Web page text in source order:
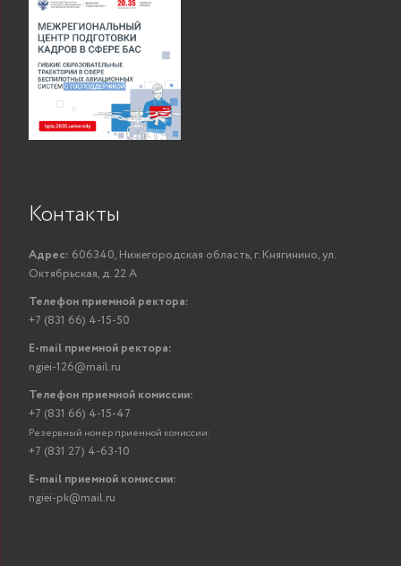
Контакты
Адрес: 606340, Нижегородская область, г. Княгинино, ул.
Октябрьская, д. 22 А
Телефон приемной ректора:
+7 (831 66) 4-15-50
E-mail приемной ректора:
ngiei-126@mail.ru
Телефон приемной комиссии:
+7 (831 66) 4-15-47
Резервный номер приемной комиссии:
+7 (831 27) 4-63-10
E-mail приемной комиссии:
ngiei-pk@mail.ru